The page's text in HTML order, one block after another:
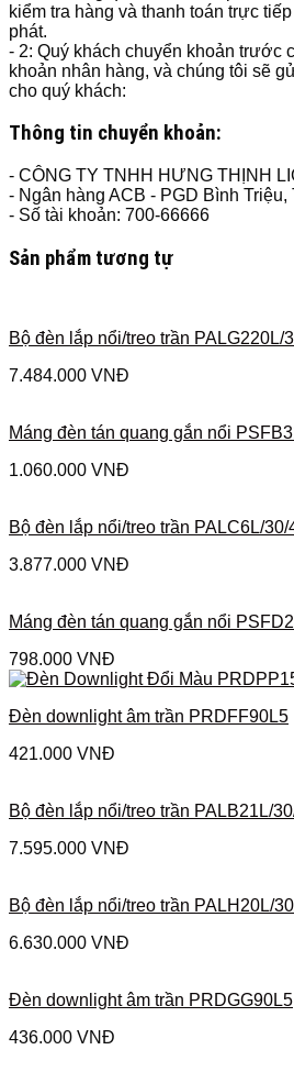
kiểm tra hàng và thanh toán trực
phát.
- 2: Quý khách chuyển khoản trước
khoản nhân hàng, và chúng tôi sẽ
cho quý khách:
Thông tin chuyển khoản:
- CÔNG TY TNHH HƯNG THỊNH
- Ngân hàng ACB - PGD Bình Triệu,
- Số tài khoản: 700-66666
Sản phẩm tương tự
Bộ đèn lắp nổi/treo trần PALG220L/
7.484.000 VNĐ
Máng đèn tán quang gắn nổi
1.060.000 VNĐ
Bộ đèn lắp nổi/treo trần PALC6L/30/
3.877.000 VNĐ
Máng đèn tán quang gắn nổi
798.000 VNĐ
Đèn downlight âm trần PRDFF90L5
421.000 VNĐ
Bộ đèn lắp nổi/treo trần PALB21L/
7.595.000 VNĐ
Bộ đèn lắp nổi/treo trần PALH20L/
6.630.000 VNĐ
Đèn downlight âm trần PRDGG90L5
436.000 VNĐ